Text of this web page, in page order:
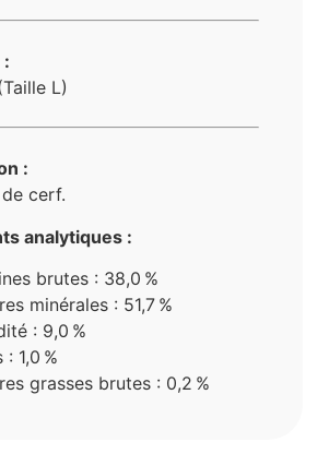
:
L)
:
cerf.
analytiques :
brutes : 38,0 %
minérales : 51,7 %
: 9,0 %
: 1,0 %
grasses brutes : 0,2 %